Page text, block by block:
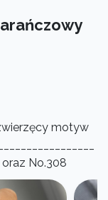
motyw
oraz No.308